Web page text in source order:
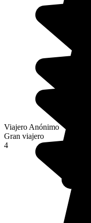
Viajero Anónimo
Gran viajero
4